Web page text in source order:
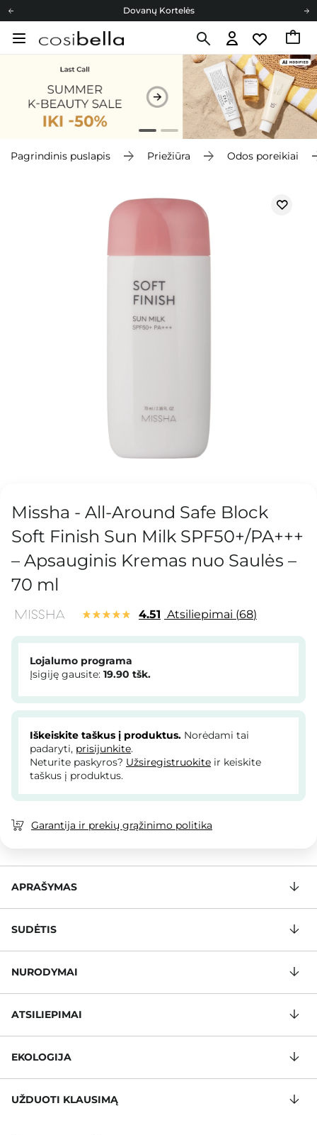
Dovanų Kortelės
Cosibella lojalumo programa
Dovanų Kortelės
Pagrindinis puslapis Priežiūra Odos poreikiai
Missha - All-Around Safe Block
Soft Finish Sun Milk SPF50+/PA+++
– Apsauginis Kremas nuo Saulės –
70 ml
4.51 Atsiliepimai 68
Lojalumo programa
Įsigiję gausite: 19.90 tšk.
Iškeiskite taškus į produktus. Norėdami tai
padaryti, prisijunkite.
Neturite paskyros? Užsiregistruokite ir keiskite
taškus į produktus.
Garantija ir prekių grąžinimo politika
APRAŠYMAS
SUDĖTIS
NURODYMAI
ATSILIEPIMAI
EKOLOGIJA
UŽDUOTI KLAUSIMĄ